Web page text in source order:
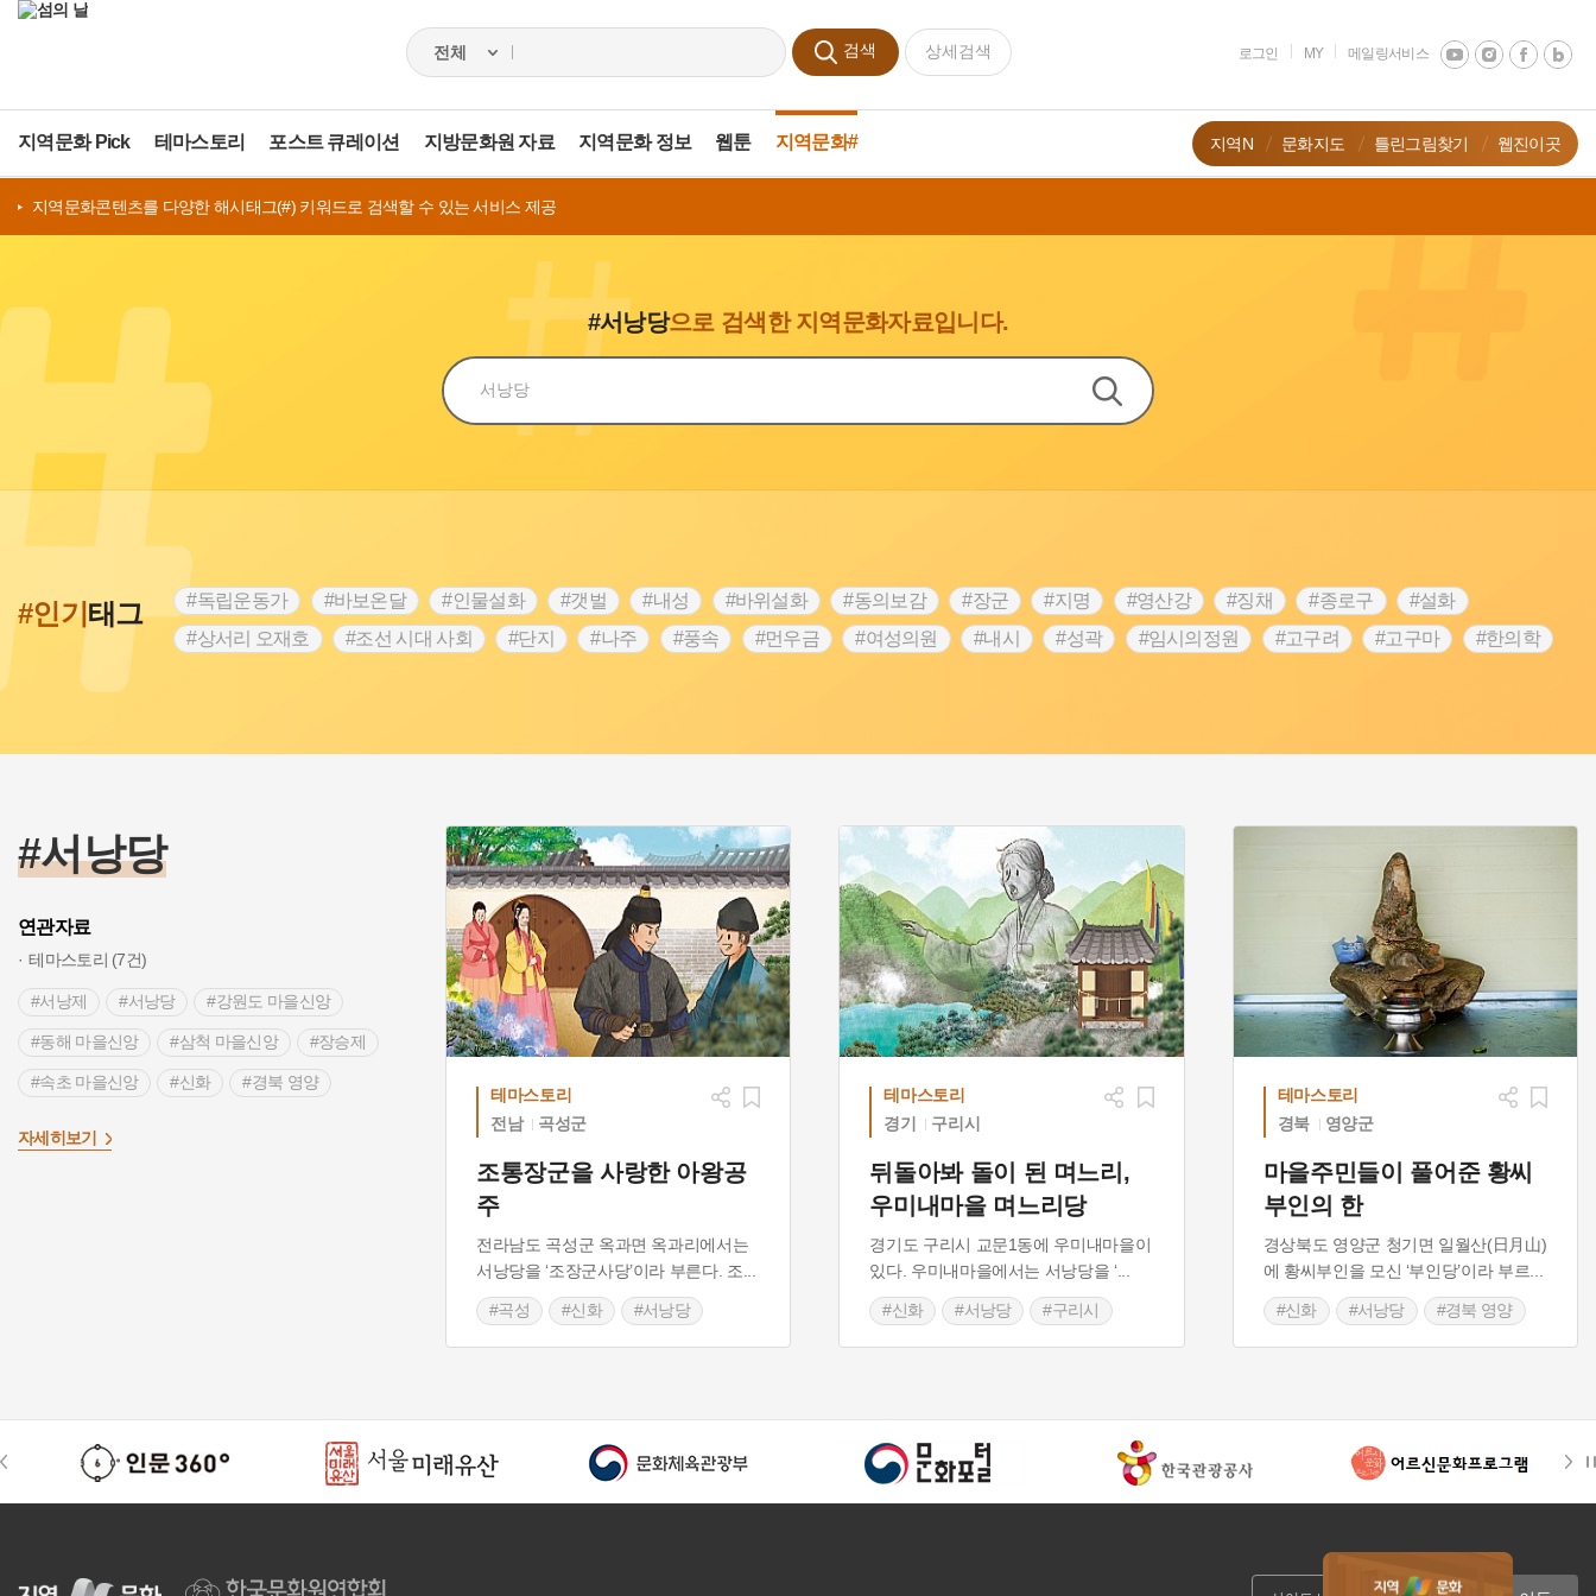
검색 상세검색 로그인 MY 메일링서비스
지역문화 Pick 테마스토리 포스트 큐레이션 지방문화원 자료 지역문화 정보 웹툰 지역문화# 지역N 문화지도 틀린그림찾기 웹진이곳
지역문화콘텐츠를 다양한 해시태그(#) 키워드로 검색할 수 있는 서비스 제공
#서낭당으로 검색한 지역문화자료입니다.
검색
#인기태그 #독립운동가 #바보온달 #인물설화 #갯벌 #내성 #바위설화 #동의보감 #장군 #지명 #영산강 #징채 #종로구
#설화
#상서리 오재호
#조선 시대 사회 #단지 #나주 #풍속 #먼우금 #여성의원 #내시 #성곽 #임시의정원 #고구려 #고구마
#한의학
#여성독립운동가
#조선시대 문신 #3.1운동 #애민 #김마리아 #여성 독립운동가 #28독립선언 #온달 #문화유산 #노원구
#마을
#산성 #동화 #생활용품 #의병활동 #영산포 #수령 #부산 #항일투쟁 #남자현
#서낭당
연관자료
테마스토리 (7건)
#서낭제 #서낭당 #강원도 마을신앙
#동해 마을신앙 #삼척 마을신앙 #장승제
#속초 마을신앙 #신화 #경북 영양
자세히보기
테마스토리
전남
곡성군
조통장군을 사랑한 아왕공
주
전라남도 곡성군 옥과면 옥과리에서는
서낭당을 ‘조장군사당’이라 부른다. 조
#곡성 #신화 #서낭당
#전라남도문화재
테마스토리
경기
구리시
뒤돌아봐 돌이 된 며느리,
우미내마을 며느리당
경기도 구리시 교문1동에 우미내마을이
있다. 우미내마을에서는 서낭당을 ‘...
#신화 #서낭당 #구리시
테마스토리
경북
영양군
마을주민들이 풀어준 황씨
부인의 한
경상북도 영양군 청기면 일월산(日月山)
에 황씨부인을 모신 ‘부인당’이라 부르
#신화 #서낭당 #경북 영양